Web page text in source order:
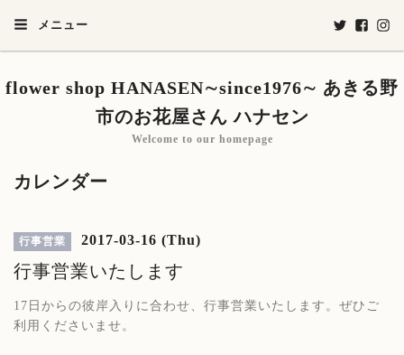
メニュー
flower shop HANASEN∼since1976∼ あきる野
市のお花屋さん ハナセン
Welcome to our homepage
カレンダー
行事営業 2017-03-16 (Thu)
行事営業いたします
17日からの彼岸入りに合わせ、行事営業いたします。ぜひご
利用くださいませ。